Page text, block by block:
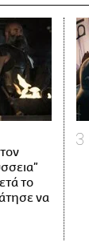
το
να